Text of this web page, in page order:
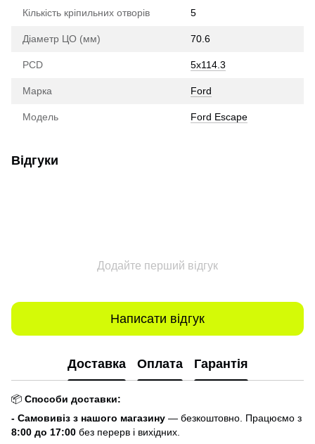
Кількість кріпильних отворів 5
Діаметр ЦО (мм) 70.6
PCD 5x114.3
Марка Ford
Модель Ford Escape
Відгуки
Додайте перший відгук
Написати відгук
Доставка Оплата Гарантія
📦 Способи доставки:
- Самовивіз з нашого магазину — безкоштовно. Працюємо з
8:00 до 17:00 без перерв і вихідних.